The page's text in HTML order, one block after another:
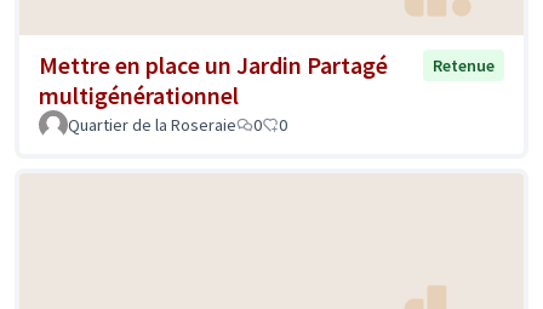
Mettre en place un Jardin Partagé
multigénérationnel
Retenue
Quartier de la Roseraie 0 0